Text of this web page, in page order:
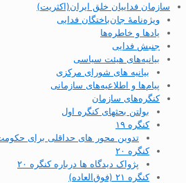
سازمان فداییان خلق ایران(اکثریت)
ویژه‌نامهٔ جان‌باختگان فدایی
یادها و خاطره‌ها
جنبش فدایی
بیانیه‌های هیئت سیاسی
بیانیه های شورای مرکزی
پیام‌ها و اطلاعیه‌های سازمانی
کنگره‌های سازمان
بولتن بحثهای کنگره اول
کنگره ۱۹
تدوین محور های حداقلی برای
کنگره ۲۰
پژواک دیدگاه ها درباره کنگره ۲۰
کنگره ۲۱ (فوق‌العاده)